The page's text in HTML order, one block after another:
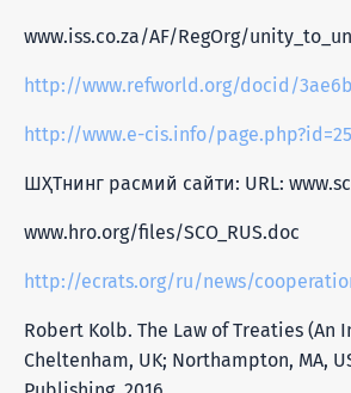
http://www.refworld.org/docid/
http://www.e-cis.info/
ШҲТнинг расмий сайти: URL:
www.hro.org/files/SCO_RUS.doc
http://ecrats.org/ru/news/
Robert Kolb. The Law of Treaties (An
Cheltenham, UK; Northampton, MA,